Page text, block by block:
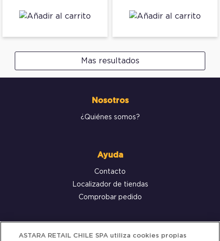
Mas resultados
Nosotros
¿Quiénes somos?
Ayuda
Contacto
Localizador de tiendas
Comprobar pedido
Servicio al cliente
ASTARA RETAIL CHILE SPA utiliza cookies propias